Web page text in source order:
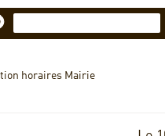
horaires Mairie